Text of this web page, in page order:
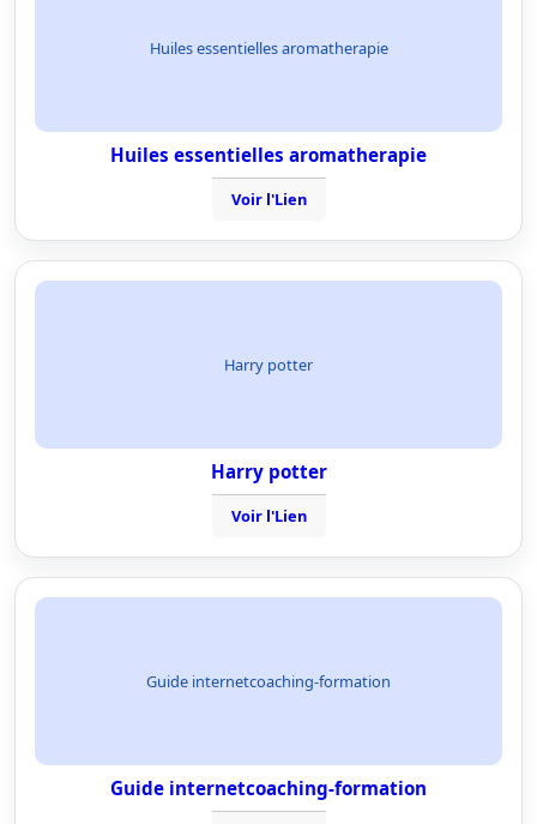
Huiles essentielles aromatherapie
Huiles essentielles aromatherapie
Voir l'Lien
Harry potter
Harry potter
Voir l'Lien
Guide internetcoaching-formation
Guide internetcoaching-formation